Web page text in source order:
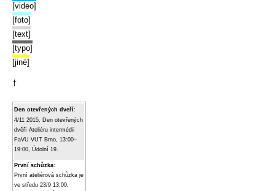
[video]
[foto]
[text]
[typo]
[jiné]
†
Den otevřených dveří:
4/11 2015, Den otevřených
dvěří Ateliéru intermédií
FaVU VUT Brno, 13:00–
19:00, Údolní 19.
První schůzka:
První ateliérová schůzka je
ve středu 23/9 13:00,